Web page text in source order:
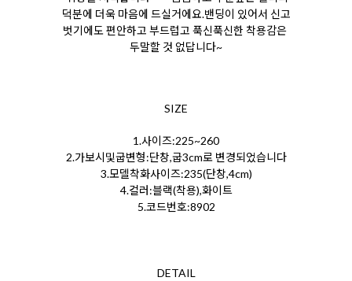
덕분에 더욱 마음에 드실거에요.밴딩이 있어서 신고
벗기에도 편안하고 부드럽고 푹신푹신한 착용감은
두말할 것 없답니다~
SIZE
1.사이즈:225~260
2.가보시및굽변형:단창,굽3cm로 변경되었습니다
3.모델착화사이즈:235(단창,4cm)
4.컬러:블랙(착용),화이트
5.코드번호:8902
DETAIL